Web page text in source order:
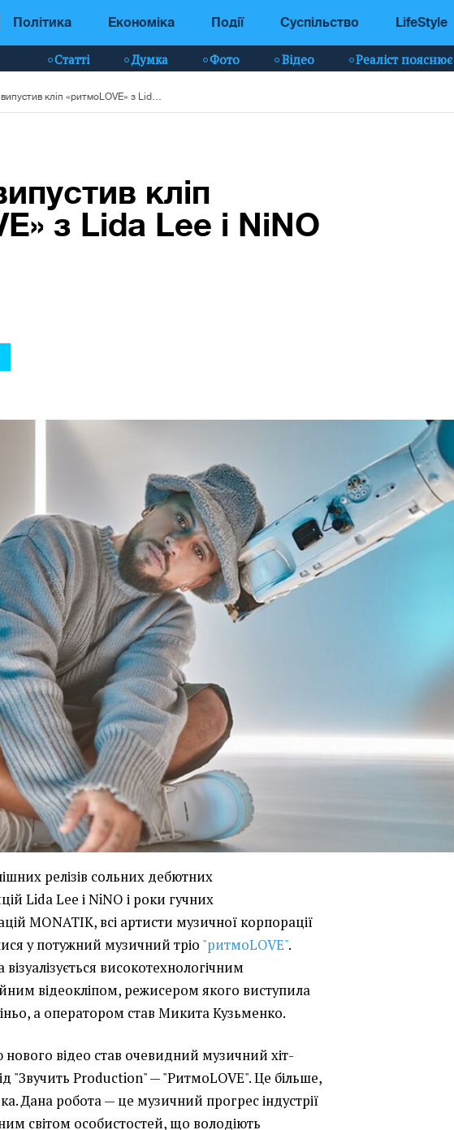
Політика Економіка Події Суспільство LifeStyle
Статті Думка Фото Відео Реаліст пояснює
кліп
з Lida Lee і NiNO
релізів сольних дебютних
Lida Lee і NiNO і роки гучних
MONATIK, всі артисти музичної корпорації
у потужний музичний тріо "ритмоLOVE".
високотехнологічним
відеокліпом, режисером якого виступила
а оператором став Микита Кузьменко.
відео став очевидний музичний хіт-
"Звучить Production" — "РитмоLOVE". Це більше,
Дана робота — це музичний прогрес індустрії
світом особистостей, що володіють